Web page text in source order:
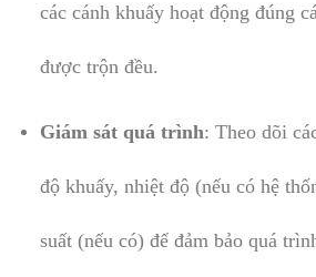
các cánh khuấy hoạt động đúng
được trộn đều.
Giám sát quá trình: Theo dõi
độ khuấy, nhiệt độ (nếu có hệ
suất (nếu có) để đảm bảo quá